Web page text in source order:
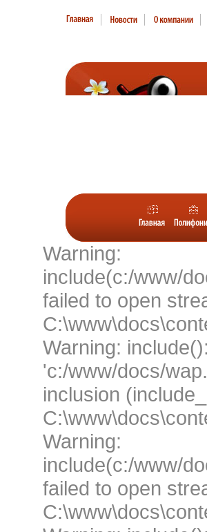
Warning:
include(c:/www/
failed to open
Warning:
'c:/www/docs/
inclusion
Warning:
include(c:/www/
failed to open